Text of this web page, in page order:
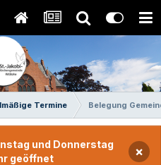
Termine Belegung
und Donnerstag
geöffnet
×